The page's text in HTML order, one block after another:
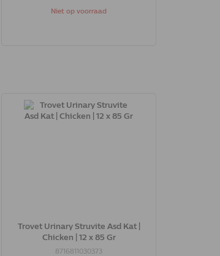
Niet op voorraad
Trovet Urinary Struvite Asd Kat |
Chicken | 12 x 85 Gr
8716811030373